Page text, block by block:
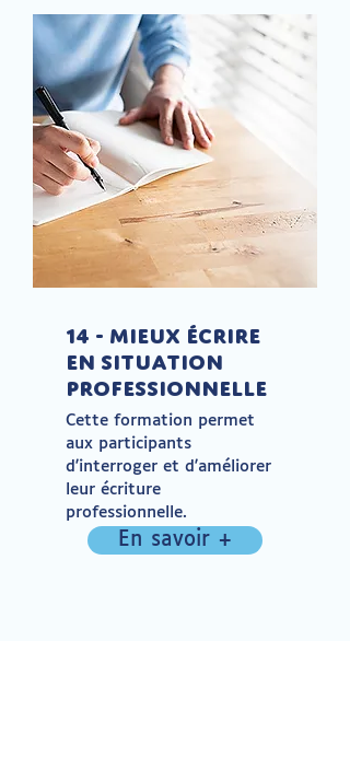
14 - Mieux écrire
en situation
professionnelle
Cette formation permet
aux participants
d'interroger et d'améliorer
leur écriture
professionnelle.
En savoir +